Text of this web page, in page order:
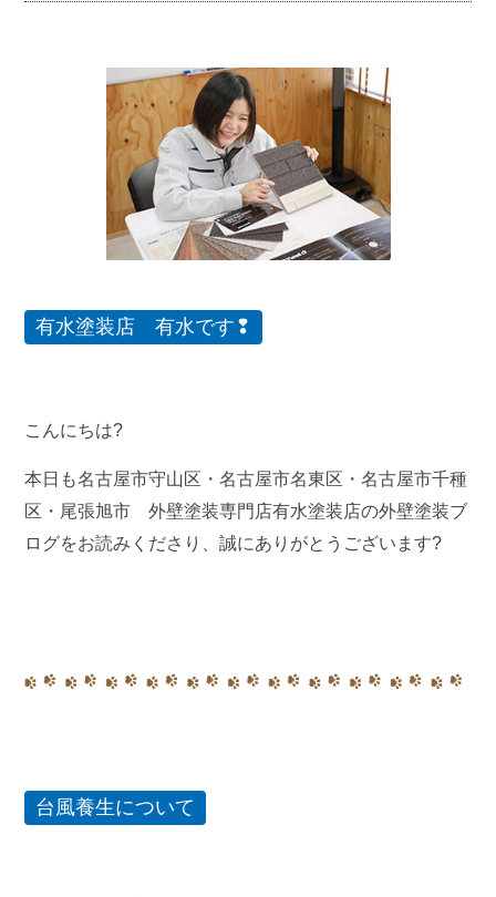
有水塗装店 有水です❢
こんにちは?
本日も名古屋市守山区・名古屋市名東区・名古屋市千種
区・尾張旭市 外壁塗装専門店有水塗装店の外壁塗装ブ
ログをお読みくださり、誠にありがとうございます?
台風養生について